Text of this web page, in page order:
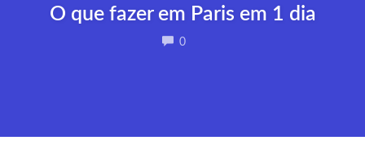
O que fazer em Paris em 1 dia
0COMMENTS